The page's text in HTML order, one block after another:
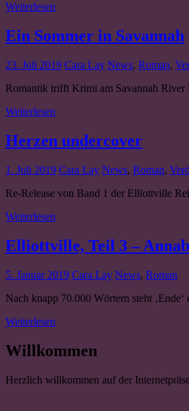
Weiterlesen
Ein Sommer in Savannah
23. Juli 2019 Cara Lay News, Roman,
Romantik trifft Krimi am Savannah
Weiterlesen
Herzen undercover
1. Juli 2019 Cara Lay News, Roman,
Re-Release von Band 1 der Elliottville
Weiterlesen
Elliottville, Teil 3 –
5. Januar 2019 Cara Lay News, Roman
Nach knapp 70.000 Wörtern steht
Weiterlesen
Willkommen
Herzlich willkommen auf der